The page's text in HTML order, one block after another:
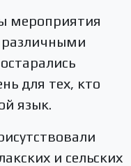
мероприятия
для тех, кто
язык.
и сельских